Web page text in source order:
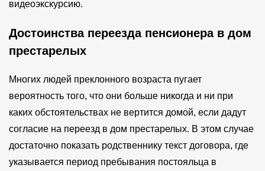
видеоэкскурсию.
Достоинства переезда пенсионера в дом
престарелых
Многих людей преклонного возраста пугает
вероятность того, что они больше никогда и ни при
каких обстоятельствах не вертится домой, если дадут
согласие на переезд в дом престарелых. В этом случае
достаточно показать родственнику текст договора, где
указывается период пребывания постояльца в